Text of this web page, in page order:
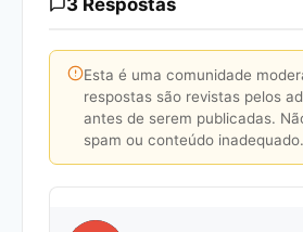
Esta é uma comunidade
respostas são revistas pelos
antes de serem publicadas.
spam ou conteúdo inadequado.